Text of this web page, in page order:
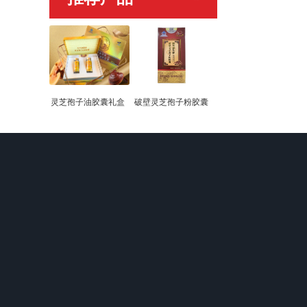
灵芝孢子油胶囊礼盒 破壁灵芝孢子粉胶囊